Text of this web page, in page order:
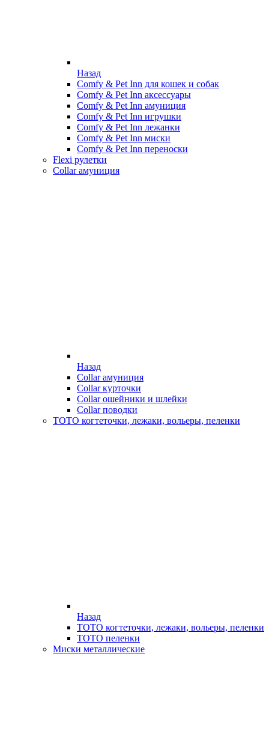
Назад
Comfy & Pet Inn для кошек и собак
Comfy & Pet Inn аксессуары
Comfy & Pet Inn амуниция
Comfy & Pet Inn игрушки
Comfy & Pet Inn лежанки
Comfy & Pet Inn миски
Comfy & Pet Inn переноски
Flexi рулетки
Collar амуниция
Назад
Collar амуниция
Collar курточки
Collar ошейники и шлейки
Collar поводки
ТОТО когтеточки, лежаки, вольеры, пеленки
Назад
ТОТО когтеточки, лежаки, вольеры, пеленки
ТОТО пеленки
Миски металлические